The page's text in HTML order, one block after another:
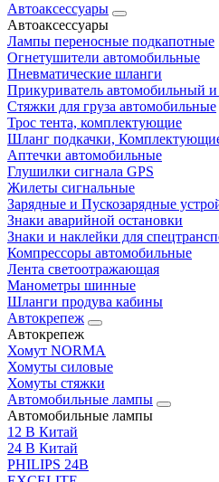
Автоаксессуары
Автоаксессуары
Лампы переносные подкапотные
Огнетушители автомобильные
Пневматические шланги
Прикуриватель автомобильный и
Стяжки для груза автомобильные
Трос тента, комплектующие
Шланг подкачки,
Аптечки автомобильные
Глушилки сигнала GPS
Жилеты сигнальные
Зарядные и Пускозарядные
Знаки аварийной остановки
Знаки и наклейки для
Компрессоры автомобильные
Лента светоотражающая
Манометры шинные
Шланги продува кабины
Автокрепеж
Автокрепеж
Хомут NORMA
Хомуты силовые
Хомуты стяжки
Автомобильные лампы
Автомобильные лампы
12 В Китай
24 В Китай
PHILIPS 24В